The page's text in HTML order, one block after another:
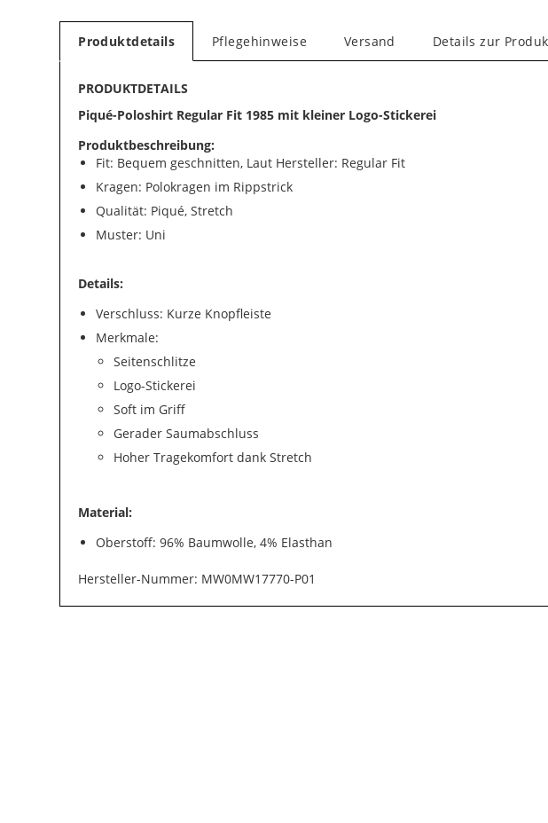
Produktdetails Pflegehinweise Versand Details zur
PRODUKTDETAILS
Piqué-Poloshirt Regular Fit 1985 mit kleiner Logo-Stickerei
Produktbeschreibung:
Fit: Bequem geschnitten, Laut Hersteller: Regular Fit
Kragen: Polokragen im Rippstrick
Qualität: Piqué, Stretch
Muster: Uni
Details:
Verschluss: Kurze Knopfleiste
Merkmale:
Seitenschlitze
Logo-Stickerei
Soft im Griff
Gerader Saumabschluss
Hoher Tragekomfort dank Stretch
Material:
Oberstoff: 96% Baumwolle, 4% Elasthan
Hersteller-Nummer: MW0MW17770-P01